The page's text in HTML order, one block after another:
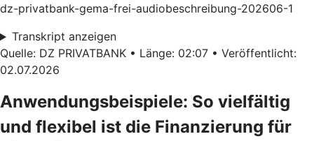
dz-privatbank-gema-frei-audiobeschreibung-202606-1
Transkript anzeigen
Quelle: DZ PRIVATBANK • Länge: 02:07 • Veröffentlicht:
02.07.2026
Anwendungsbeispiele: So vielfältig
und flexibel ist die Finanzierung für